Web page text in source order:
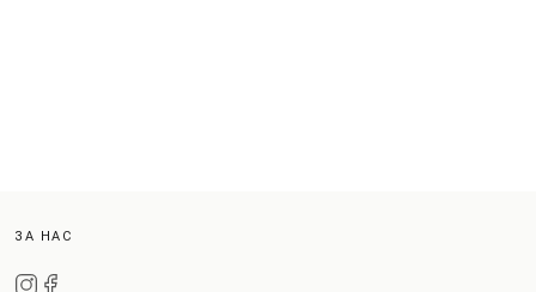
ЗА НАС